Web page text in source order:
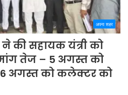
अपना शहर
की सहायक यंत्री को
तेज – 5 अगस्त को
अगस्त को कलेक्टर को